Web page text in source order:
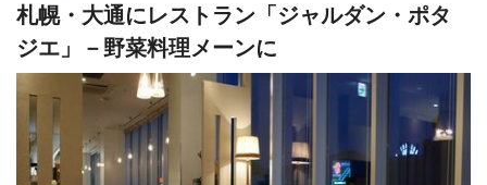
札幌・大通にレストラン「ジャルダン・ポタ
ジエ」－野菜料理メーンに